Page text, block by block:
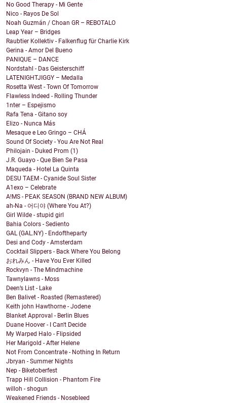
No Good Therapy - Mi Gente
Nico - Rayos De Sol
Noah Guzmán / Choan GR – REBOTALO
Leap Year – Bridges
Raubtier Kollektiv - Falkenflug für Charlie Kirk
Gerina - Amor Del Bueno
PANIQUE – DANCE
Nordstahl - Das Geisterschiff
LATENIGHTJIGGY – Medalla
Rosetta West - Town Of Tomorrow
Flawless Indeed - Rolling Thunder
1nter – Espejismo
Rafa Tena - Gitano soy
Elizo - Nunca Más
Mesaque e Leo Gringo – CHÁ
Sound Of Society - You Are Not Real
Philojain - Duked Prom (1)
J.R. Guayo - Que Bien Se Pasa
Maqueda - Hotel La Quinta
DESU TAEM - Cyanide Soul Sister
A1exo – Celebrate
A!MS - PEAK SEASON (BRAND NEW ALBUM)
ah-Na - 어디야 (Where You At?)
Girl Wilde - stupid girl
Bahia Colors - Sediento
GAL (GAL.NY) - Endoftheparty
Desi and Cody - Amsterdam
Cocktail Slippers - Back Where You Belong
おれみん - Have You Ever Killed
Rockvyn - The Mindmachine
Tawnylawns - Moss
Deen’s List - Lake
Ben Balivet - Roasted (Remastered)
Keith john Hawthorne - Jodene
Blanket Approval - Berlin Blues
Duane Hoover - I Can't Decide
My Warped Halo - Flipsided
Her Marigold - After Helene
Not From Concentrate - Nothing In Return
Jbryan - Summer Nights
Nep - Biketoberfest
Trapp Hill Collision - Phantom Fire
willoh - shogun
Weakened Friends - Nosebleed